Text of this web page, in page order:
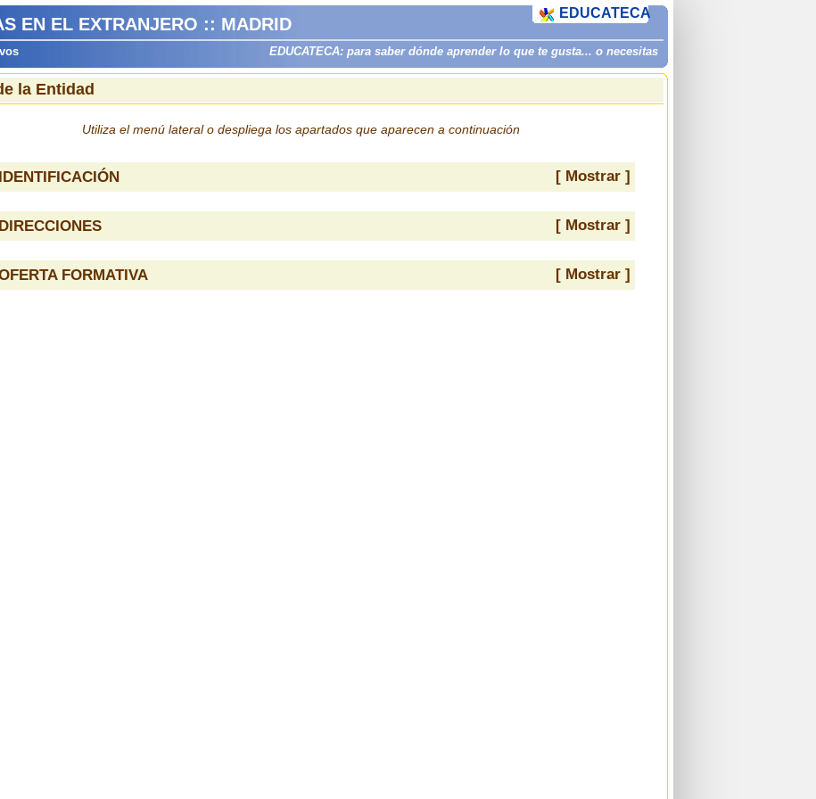
EN EL EXTRANJERO :: MADRID
EDUCATECA: para saber dónde aprender lo que te gusta... o necesitas
EDUCATECA
la Entidad
Utiliza el menú lateral o despliega los apartados que aparecen a continuación
IDENTIFICACIÓN [ Mostrar ]
DIRECCIONES [ Mostrar ]
FORMATIVA [ Mostrar ]